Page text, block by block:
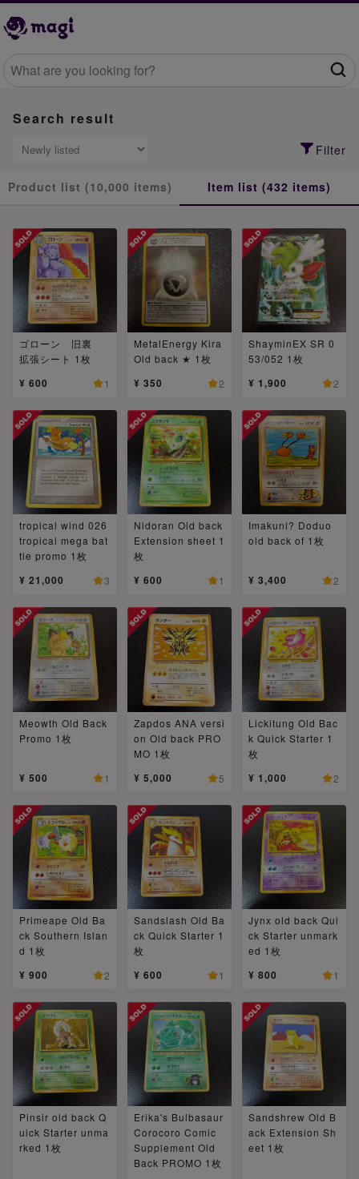
Search result
Filter
Product list (10,000 items) Item list (432 items)
ゴローン 旧裏
拡張シート 1枚
¥ 600 1
MetalEnergy Kira
Old back ★ 1枚
¥ 350 2
ShayminEX SR 0
53/052 1枚
¥ 1,900 2
tropical wind 026
tropical mega bat
tle promo 1枚
¥ 21,000 3
Nidoran Old back
Extension sheet 1
枚
¥ 600 1
Imakuni? Doduo
old back of 1枚
¥ 3,400 2
Meowth Old Back
Promo 1枚
¥ 500 1
Zapdos ANA versi
on Old back PRO
MO 1枚
¥ 5,000 5
Lickitung Old Bac
k Quick Starter 1
枚
¥ 1,000 2
Primeape Old Ba
ck Southern Islan
d 1枚
¥ 900 2
Sandslash Old Ba
ck Quick Starter 1
枚
¥ 600 1
Jynx old back Qui
ck Starter unmark
ed 1枚
¥ 800 1
Pinsir old back Q
uick Starter unma
rked 1枚
Erika's Bulbasaur
Corocoro Comic
Supplement Old
Back PROMO 1枚
Sandshrew Old B
ack Extension Sh
eet 1枚